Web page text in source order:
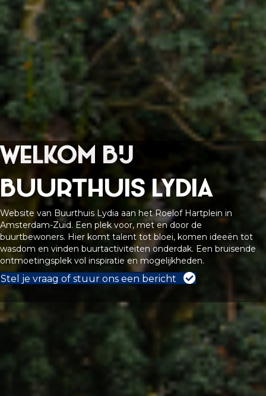
Welkom bij
Buurthuis Lydia
Website van Buurthuis Lydia aan het Roelof Hartplein in
Amsterdam-Zuid. Een plek voor, met en door de
buurtbewoners. Hier komt talent tot bloei, komen ideeën tot
wasdom en vinden buurtactiviteiten onderdak. Een bruisende
ontmoetingsplek vol inspiratie en mogelijkheden.
Stel je vraag of stuur ons een bericht